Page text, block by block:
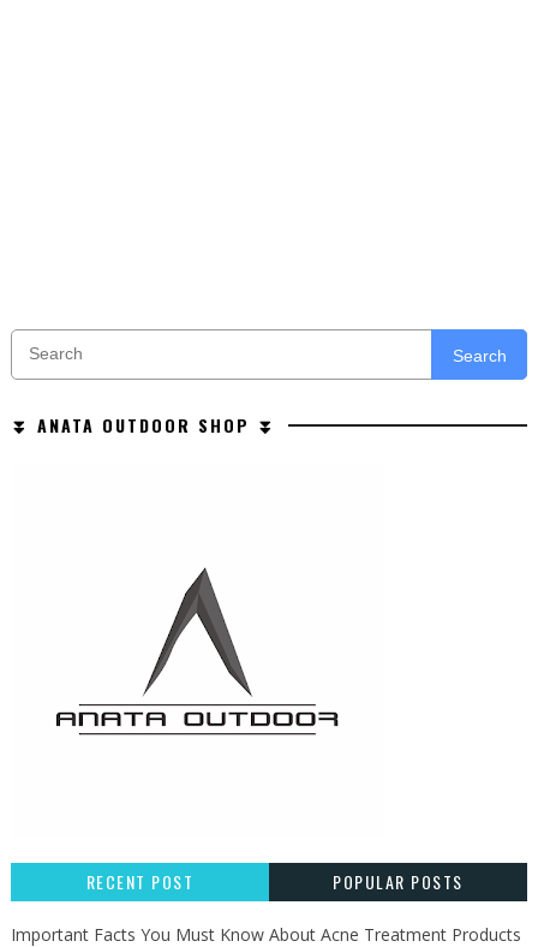
Search
⏬ ANATA OUTDOOR SHOP ⏬
RECENT POST POPULAR POSTS
Important Facts You Must Know About Acne Treatment Products